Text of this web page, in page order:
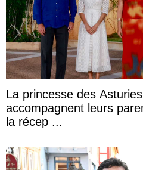
La princesse des
accompagnent leurs
la récep ...